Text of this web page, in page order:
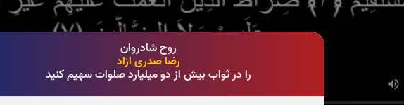
روح شادروان
رضا صدری ازاد
را در ثواب بیش از دو میلیارد صلوات سهیم کنید